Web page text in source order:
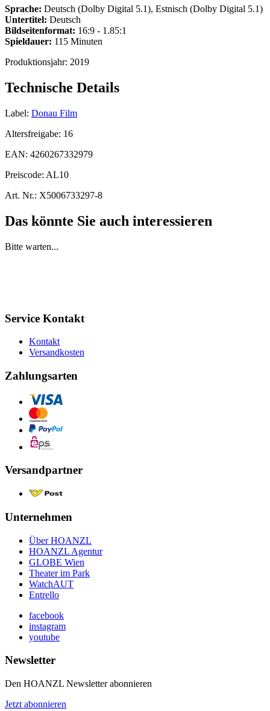
Sprache: Deutsch (Dolby Digital 5.1), Estnisch (Dolby Digital 5.1)
Untertitel: Deutsch
Bildseitenformat: 16:9 - 1.85:1
Spieldauer: 115 Minuten
Produktionsjahr: 2019
Technische Details
Label: Donau Film
Altersfreigabe: 16
EAN: 4260267332979
Preiscode: AL10
Art. Nr.: X5006733297-8
Das könnte Sie auch interessieren
Bitte warten...
Service Kontakt
Kontakt
Versandkosten
Zahlungsarten
Versandpartner
Unternehmen
Über HOANZL
HOANZL Agentur
GLOBE Wien
Theater im Park
WatchAUT
Entrello
facebook
instagram
youtube
Newsletter
Den HOANZL Newsletter abonnieren
Jetzt abonnieren